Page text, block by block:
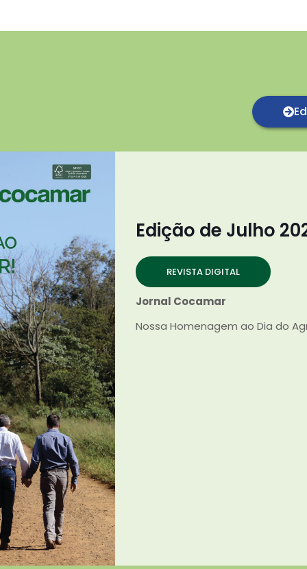
Edição de Julho
REVISTA DIGITAL
Jornal Cocamar
Nossa Homenagem ao Dia do